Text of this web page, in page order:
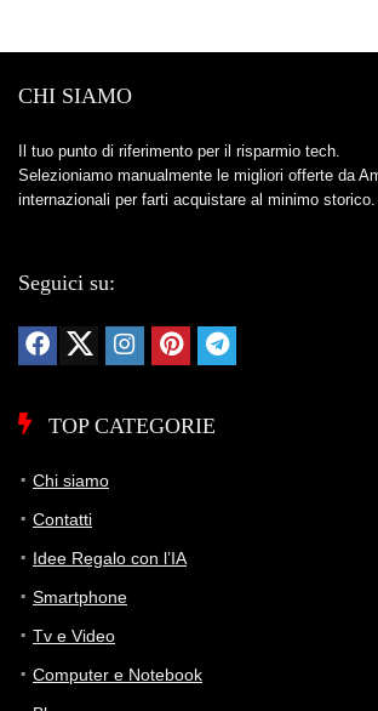
CHI SIAMO
Il tuo punto di riferimento per il risparmio tech.
Selezioniamo manualmente le migliori offerte da
internazionali per farti acquistare al minimo storico.
Seguici su:
TOP CATEGORIE
Chi siamo
Contatti
Idee Regalo con l’IA
Smartphone
Tv e Video
Computer e Notebook